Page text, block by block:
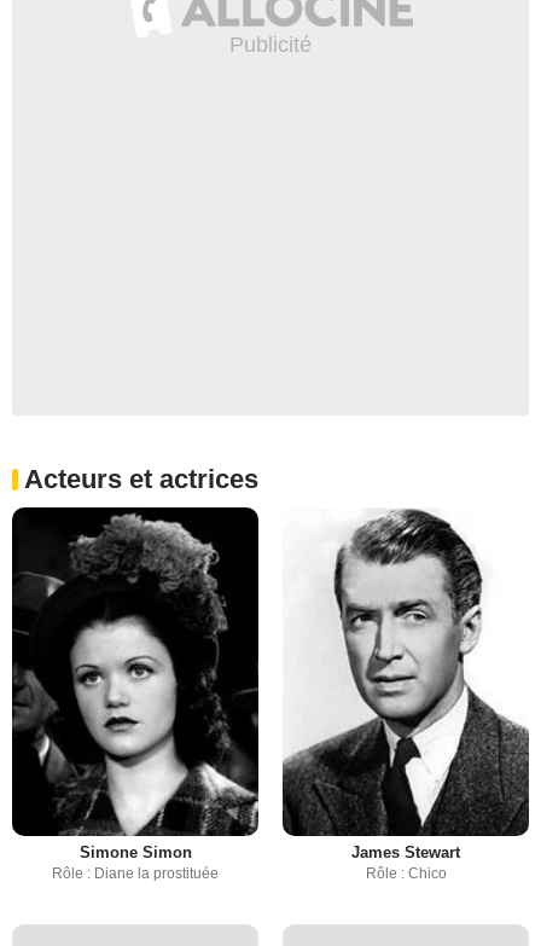
Acteurs et actrices
Simone Simon
Rôle : Diane la prostituée
James Stewart
Rôle : Chico